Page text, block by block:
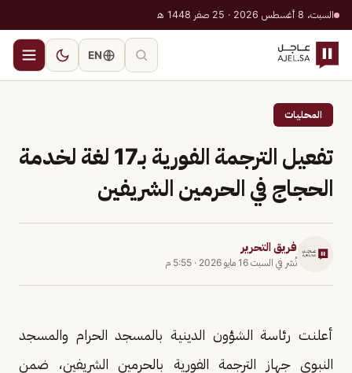
السبت، 8 أغسطس 2026 · 25 صفر 1448 هـ
EN
المحليات
تفعيل الترجمة الفورية بـ17 لغة لخدمة
الحجاج في الحرمين الشريفين
فريق التحرير
نُشر في السبت 16 مايو 2026 · 5:55 م
أعلنت رئاسة الشؤون الدينية بالمسجد الحرام والمسجد
النبوي جهاز الترجمة الفورية بالحرمين الشريفين، ضمن